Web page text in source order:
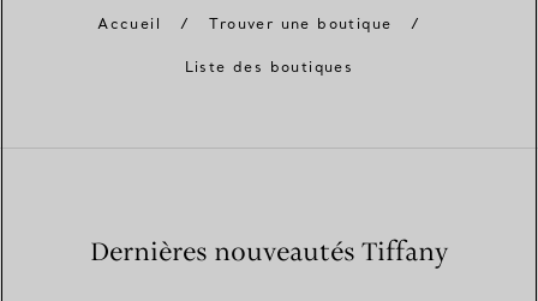
Accueil / Trouver une boutique /
Liste des boutiques
Dernières nouveautés Tiffany